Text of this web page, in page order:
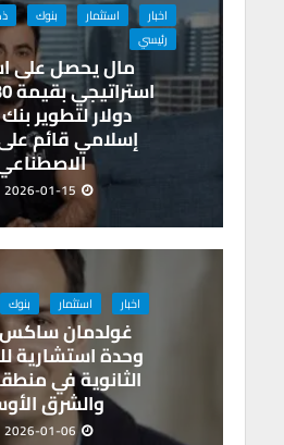
k
p اخبار استثمار بنوك
رئيسي
مال يحصل على
دولار لتطوير
إسلامي قائم
2026-01-15
اخبار استثمار بنوك
غولدمان
وحدة استشارية
الثانوية في
والشرق
2026-01-06